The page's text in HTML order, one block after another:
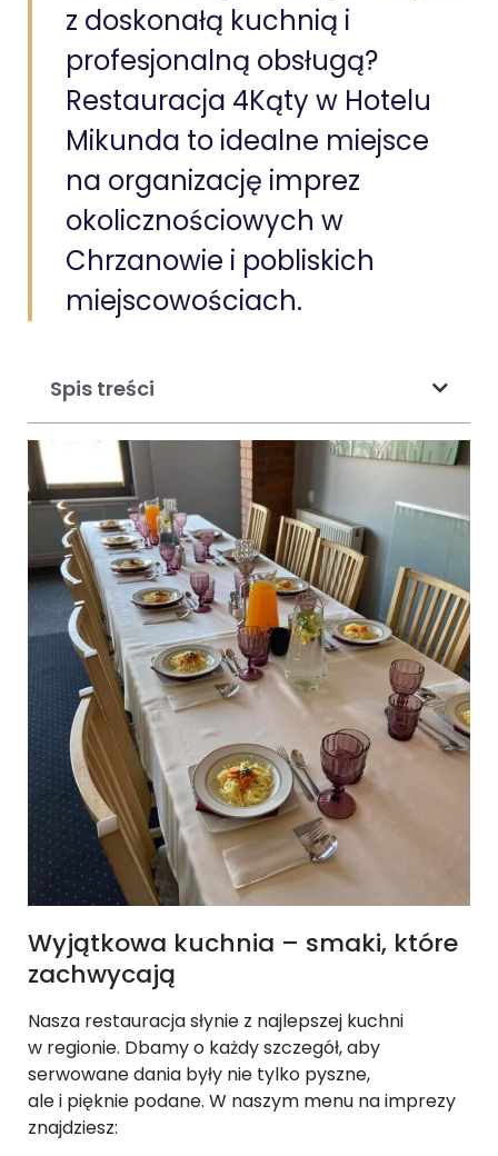
z doskonałą kuchnią i
profesjonalną obsługą?
Restauracja 4Kąty w Hotelu
Mikunda to idealne miejsce
na organizację imprez
okolicznościowych w
Chrzanowie i pobliskich
miejscowościach.
Spis treści
Wyjątkowa kuchnia – smaki, które
zachwycają
Nasza restauracja słynie z najlepszej kuchni
w regionie. Dbamy o każdy szczegół, aby
serwowane dania były nie tylko pyszne,
ale i pięknie podane. W naszym menu na imprezy
znajdziesz: